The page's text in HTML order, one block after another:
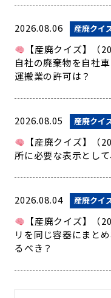
2026.08.06 産廃クイ
【産廃クイズ】（
自社の廃棄物を自社
運搬業の許可は？
2026.08.05 産廃クイ
【産廃クイズ】（
所に必要な表示とし
2026.08.04 産廃クイ
【産廃クイズ】（
リを同じ容器にまと
るべき？